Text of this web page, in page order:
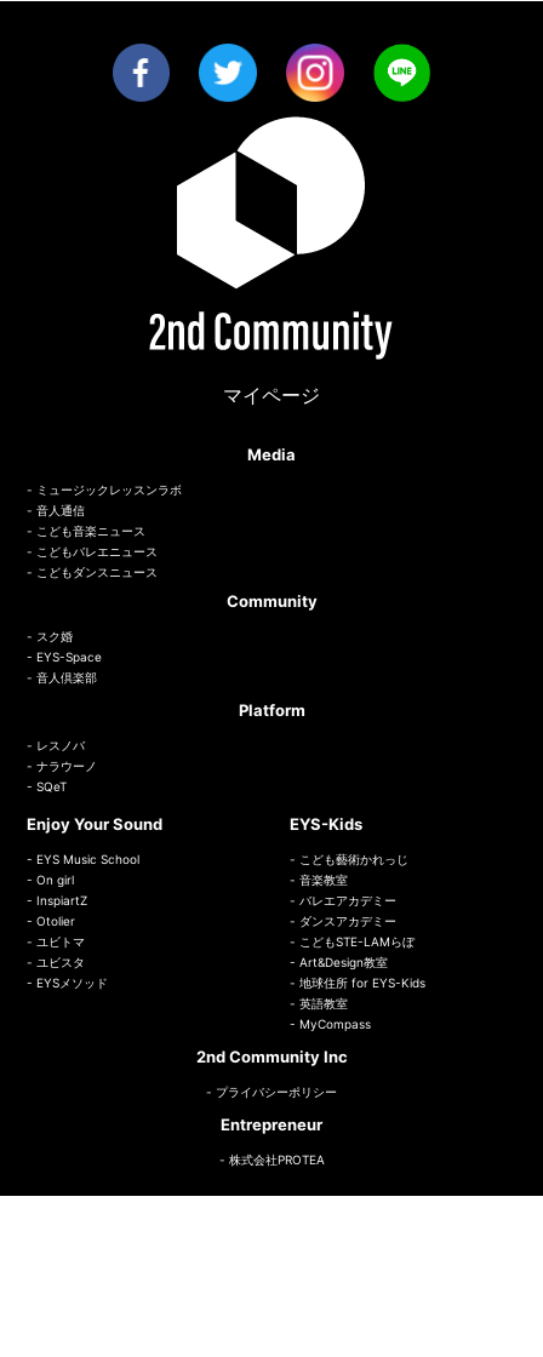
マイページ
Media
ミュージックレッスンラボ
音人通信
こども音楽ニュース
こどもバレエニュース
こどもダンスニュース
Community
スク婚
EYS-Space
音人倶楽部
Platform
レスノバ
ナラウーノ
SQeT
Enjoy Your Sound EYS-Kids
EYS Music School
On girl
InspiartZ
Otolier
ユビトマ
ユビスタ
EYSメソッド
こども藝術かれっじ
音楽教室
バレエアカデミー
ダンスアカデミー
こどもSTE-LAMらぼ
Art&Design教室
地球住所 for EYS-Kids
英語教室
MyCompass
2nd Community Inc
プライバシーポリシー
Entrepreneur
株式会社PROTEA